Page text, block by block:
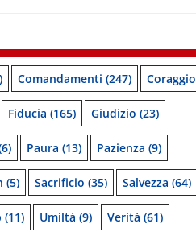
Comandamenti (247) Coraggio
Fiducia (165) Giudizio (23)
Paura (13) Pazienza (9)
(5) Sacrificio (35) Salvezza (64)
(11) Umiltà (9) Verità (61)